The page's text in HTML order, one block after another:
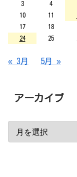
3
4
10
11
17
18
24
25
« 3月 5月 »
アーカイブ